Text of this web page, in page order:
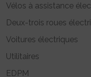
Vélos à assistance
Deux-trois roues
Voitures électriques
Utilitaires
EDPM